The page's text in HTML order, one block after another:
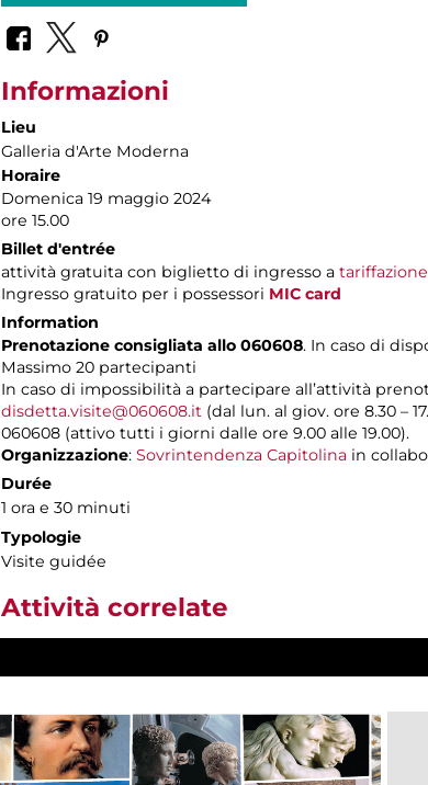
Informazioni
Lieu
Galleria d'Arte Moderna
Horaire
Domenica 19 maggio 2024
ore 15.00
Billet d'entrée
attività gratuita con biglietto di ingresso a
Ingresso gratuito per i possessori MIC card
Information
Prenotazione consigliata allo 060608. In caso di
Massimo 20 partecipanti
In caso di impossibilità a partecipare all’attività
disdetta.visite@060608.it (dal lun. al giov. ore 8.30 –
060608 (attivo tutti i giorni dalle ore 9.00 alle 19.00).
Organizzazione: Sovrintendenza Capitolina in
Durée
1 ora e 30 minuti
Typologie
Visite guidée
Attività correlate